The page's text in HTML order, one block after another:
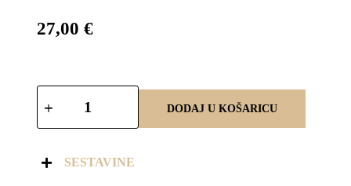
27,00 €
DODAJ U KOŠARICU
SESTAVINE